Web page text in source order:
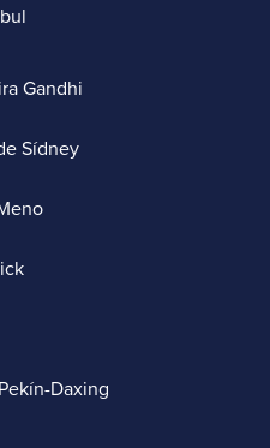
Gandhi
Sídney
Daxing